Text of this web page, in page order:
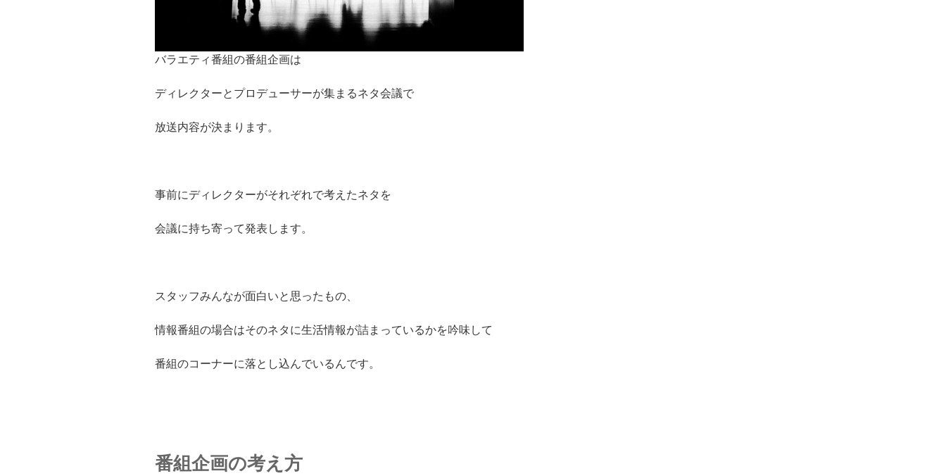
バラエティ番組の番組企画は
ディレクターとプロデューサーが集まるネタ会議で
放送内容が決まります。
事前にディレクターがそれぞれで考えたネタを
会議に持ち寄って発表します。
スタッフみんなが面白いと思ったもの、
情報番組の場合はそのネタに生活情報が詰まっているかを吟味して
番組のコーナーに落とし込んでいるんです。
番組企画の考え方